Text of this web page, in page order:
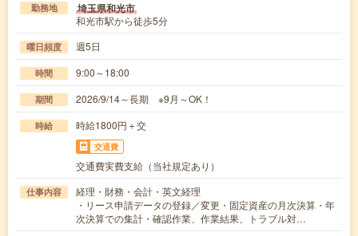
勤務地 埼玉県和光市
和光市駅から徒歩5分
曜日頻度 週5日
時間 9:00～18:00
期間 2026/9/14～長期 ※9月～OK！
時給 時給1800円＋交
交通費
交通費実費支給（当社規定あり）
仕事内容
経理・財務・会計・英文経理
・リース申請データの登録／変更・固定資産の月次決算・年
次決算での集計・確認作業、作業結果、トラブル対…